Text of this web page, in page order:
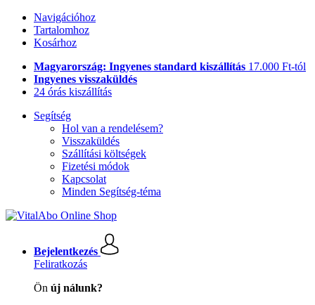
Navigációhoz
Tartalomhoz
Kosárhoz
Magyarország: Ingyenes standard kiszállítás 17.000 Ft-tól
Ingyenes visszaküldés
24 órás kiszállítás
Segítség
Hol van a rendelésem?
Visszaküldés
Szállítási költségek
Fizetési módok
Kapcsolat
Minden Segítség-téma
Bejelentkezés
Feliratkozás
Ön új nálunk?